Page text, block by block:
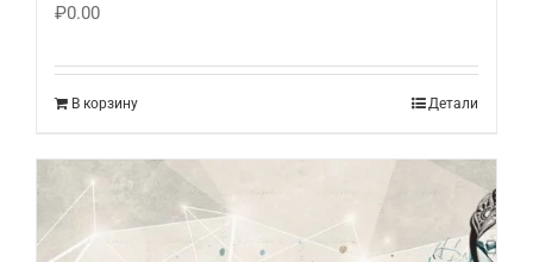
₽0.00
В корзину Детали